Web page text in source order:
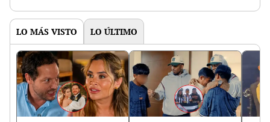
LO MÁS VISTO LO ÚLTIMO